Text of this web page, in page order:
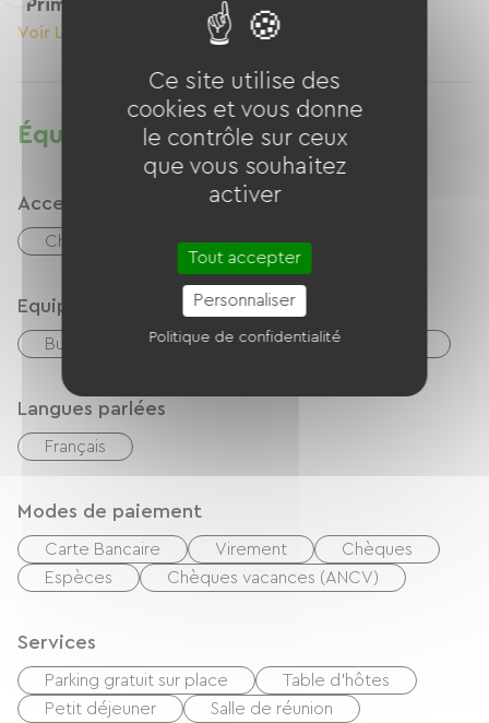
Primevère
Voir Le Logement
Équipements
Accessibilité
Chambre PMR
Equipements
Bureau / Espace de télétravail Wifi gratuit
Langues parlées
Français
Modes de paiement
Carte Bancaire Virement
Chèques
Espèces
Chèques vacances (ANCV)
Services
Parking gratuit sur place
Table d'hôtes
Petit déjeuner
Salle de réunion
Ce site utilise des
cookies et vous donne
le contrôle sur ceux
que vous souhaitez
activer
Tout accepter
Personnaliser
Politique de confidentialité